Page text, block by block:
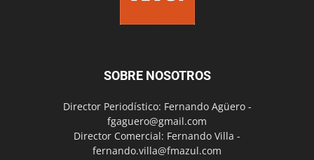
SOBRE NOSOTROS
Director Periodístico: Fernando Agüero -
fgaguero@gmail.com
Director Comercial: Fernando Villa -
fernando.villa@fmazul.com